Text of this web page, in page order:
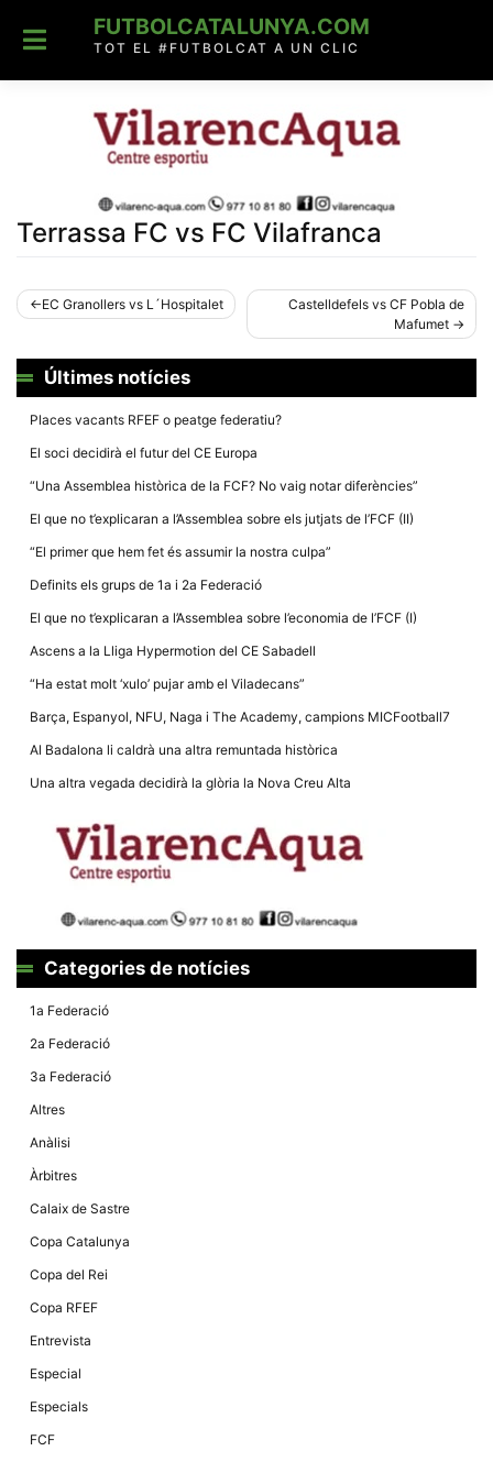
content
FUTBOLCATALUNYA.COM
TOT EL #FUTBOLCAT A UN CLIC
Terrassa FC vs FC Vilafranca
Navegació
EC Granollers vs L´Hospitalet
Castelldefels vs CF Pobla de
Mafumet
Últimes notícies
Places vacants RFEF o peatge federatiu?
El soci decidirà el futur del CE Europa
“Una Assemblea històrica de la FCF? No vaig notar diferències”
El que no t’explicaran a l’Assemblea sobre els jutjats de l’FCF (II)
“El primer que hem fet és assumir la nostra culpa”
Definits els grups de 1a i 2a Federació
El que no t’explicaran a l’Assemblea sobre l’economia de l’FCF (I)
Ascens a la Lliga Hypermotion del CE Sabadell
“Ha estat molt ‘xulo’ pujar amb el Viladecans”
Barça, Espanyol, NFU, Naga i The Academy, campions MICFootball7
Al Badalona li caldrà una altra remuntada històrica
Una altra vegada decidirà la glòria la Nova Creu Alta
Categories de notícies
1a Federació
2a Federació
3a Federació
Altres
Anàlisi
Àrbitres
Calaix de Sastre
Copa Catalunya
Copa del Rei
Copa RFEF
Entrevista
Especial
Especials
FCF
Necessàries
cookies no
opcionals,
necessàries
per al
funcionament
web.
Estadístiques
Recopilem
estadístiques
de manera
la funcionalitat